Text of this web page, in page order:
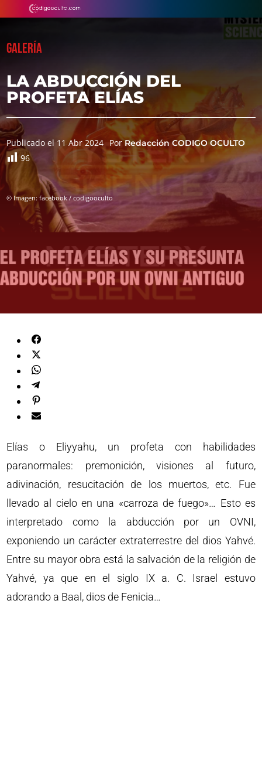
GALERÍA
LA ABDUCCIÓN DEL
PROFETA ELÍAS
Publicado el 11 Abr 2024 PorRedacción CODIGO OCULTO
96
© Imagen: facebook / codigooculto
Elías o Eliyyahu, un profeta con habilidades
paranormales: premonición, visiones al futuro,
adivinación, resucitación de los muertos, etc. Fue
llevado al cielo en una «carroza de fuego»… Esto es
interpretado como la abducción por un OVNI,
exponiendo un carácter extraterrestre del dios Yahvé.
Entre su mayor obra está la salvación de la religión de
Yahvé, ya que en el siglo IX a. C. Israel estuvo
adorando a Baal, dios de Fenicia…